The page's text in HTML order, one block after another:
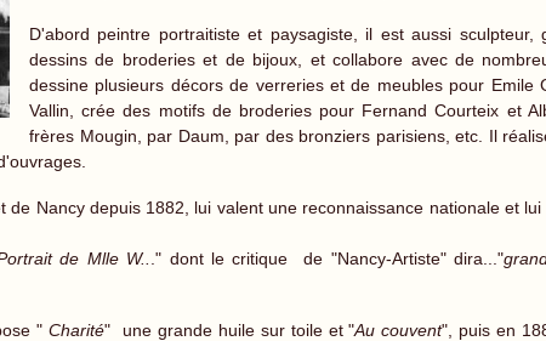
D'abord peintre portraitiste et paysagiste, il est aussi
dessins de broderies et de bijoux, et collabore avec de
dessine plusieurs décors de verreries et de meubles pour
Vallin, crée des motifs de broderies pour Fernand Courteix et
frères Mougin, par Daum, par des bronziers parisiens, etc. Il
de Nancy depuis 1882, lui valent une reconnaissance nationale et
de Mlle W.. ." dont le critique de "Nancy-Artiste" dira..."
"Charité" une grande huile sur toile et "Au couvent", puis en